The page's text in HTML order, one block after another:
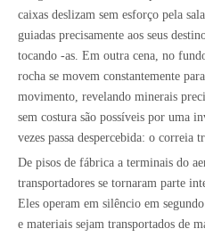
caixas deslizam sem esforço pela
guiadas precisamente aos seus
tocando -as. Em outra cena, no
rocha se movem constantemente
movimento, revelando minerais
sem costura são possíveis por uma
vezes passa despercebida: o correia
De pisos de fábrica a terminais do
transportadores se tornaram parte
Eles operam em silêncio em
e materiais sejam transportados de